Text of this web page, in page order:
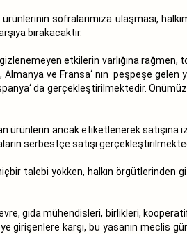
sofralarımıza ulaşması,
bırakacaktır.
etkilerin varlığına rağmen,
ve Fransa‘ nın peşpeşe gelen
da gerçekleştirilmektedir.
ürünlerin ancak etiketlenerek satışına
serbestçe satışı
talebi yokken, halkın
gıda mühendisleri, birlikleri,
girişenlere karşı, bu yasanın meclis